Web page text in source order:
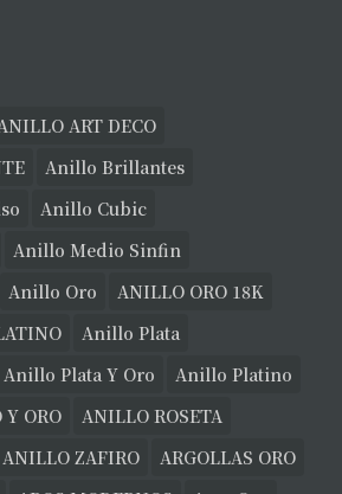
ART DECO
Anillo Brillantes
Anillo Cubic
Anillo Medio Sinfin
Anillo Oro
ANILLO ORO 18K
Anillo Plata
Anillo Plata Y Oro
Anillo Platino
ORO
ANILLO ROSETA
ANILLO ZAFIRO
ARGOLLAS ORO